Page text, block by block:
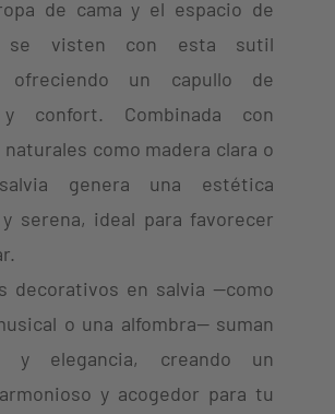
de cama y el espacio de
se visten con esta sutil
ofreciendo un capullo de
y confort. Combinada con
como madera clara o
genera una estética
serena, ideal para favorecer
decorativos en salvia —como
o una alfombra— suman
y elegancia, creando un
y acogedor para tu